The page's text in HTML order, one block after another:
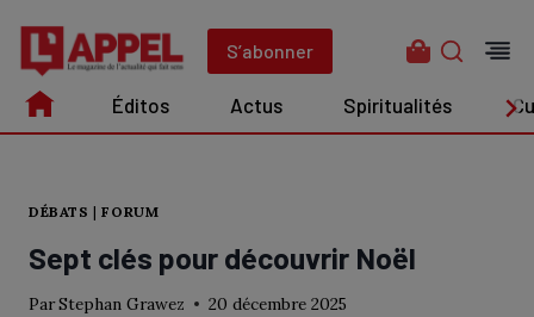
contenu
S’abonner
Édito Actus Spiritualités Culture
Éditos Actus Spiritualités
DÉBATS |FORUM
Sept clés pour découvrir Noël
ParStephan Grawez 20 décembre 2025